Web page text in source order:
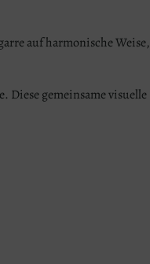
auf harmonische Weise,
Diese gemeinsame visuelle